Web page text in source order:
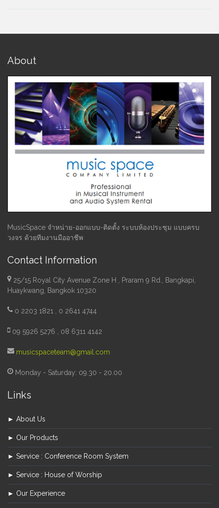
About
MusicSpace จำหน่าย-ออกแบบ-ติดตั้ง ระบบห้องประชุม แบบครบ
วงจร ด้วยทีมงานมืออาชีพ
Contact Information
25/15 Royal City Avenue Zone H , Praram 9 Rd., Bangkapi,
Huaykwang, Bangkok 10320
0 2203 1821 , 0 2641 4744
09 5926 5276 , 08 6311 4142
musicspaceteam@gmail.com
Monday - Saturday: 09.30 - 20.00
Links
► About Us
► Our Products
► Service : Conference Room System
► Service : House of Worship
► Our Experience